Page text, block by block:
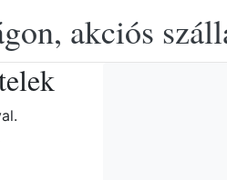
akciós